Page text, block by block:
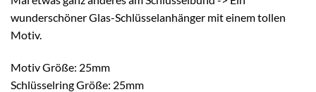
wunderschöner Glas-Schlüsselanhänger mit einem tollen
Motiv.
Motiv Größe: 25mm
Schlüsselring Größe: 25mm